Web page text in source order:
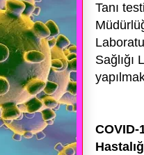
Tanı
Sağlığı